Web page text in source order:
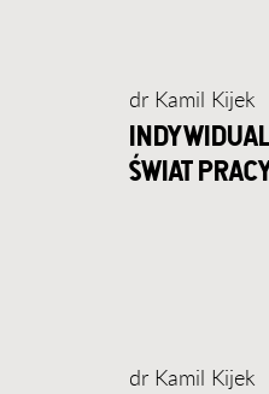
dr Kamil Kijek
świat
dr Kamil Kijek